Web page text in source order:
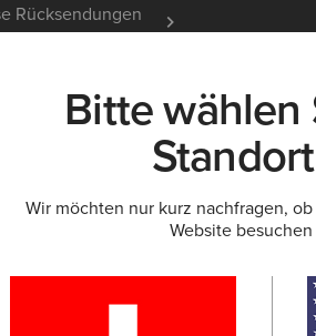
Rücksendungen
NEU & FEATURED ARIAT
Bitte wählen
Wir möchten nur kurz nachfragen,
Website